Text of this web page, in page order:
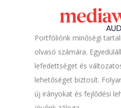
Portfóliónk minőségi
olvasó számára.
lefedettséget és
lehetőséget biztosít.
új irányokat és fejlődési